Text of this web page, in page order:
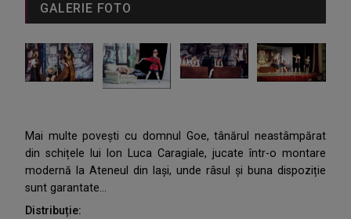
GALERIE FOTO
Mai multe povești cu domnul Goe, tânărul neastâmpărat
din schițele lui Ion Luca Caragiale, jucate într-o montare
modernă la Ateneul din Iași, unde râsul și buna dispoziție
sunt garantate...
Distribuție: